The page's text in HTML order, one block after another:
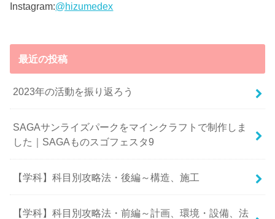
Instagram:@hizumedex
最近の投稿
2023年の活動を振り返ろう
SAGAサンライズパークをマインクラフトで制作しま
した｜SAGAものスゴフェスタ9
【学科】科目別攻略法・後編～構造、施工
【学科】科目別攻略法・前編～計画、環境・設備、法